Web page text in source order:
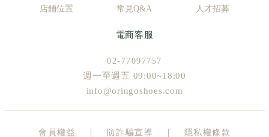
店鋪位置
常見Q&A
人才招募
電商客服
02-77097757
週一至週五 09:00~18:00
info@oringoshoes.com
會員權益 | 防詐騙宣導 | 隱私權條款